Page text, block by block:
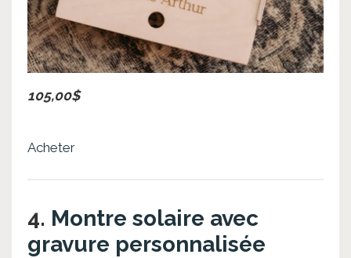
105,00$
Acheter
4. Montre solaire avec
gravure personnalisée